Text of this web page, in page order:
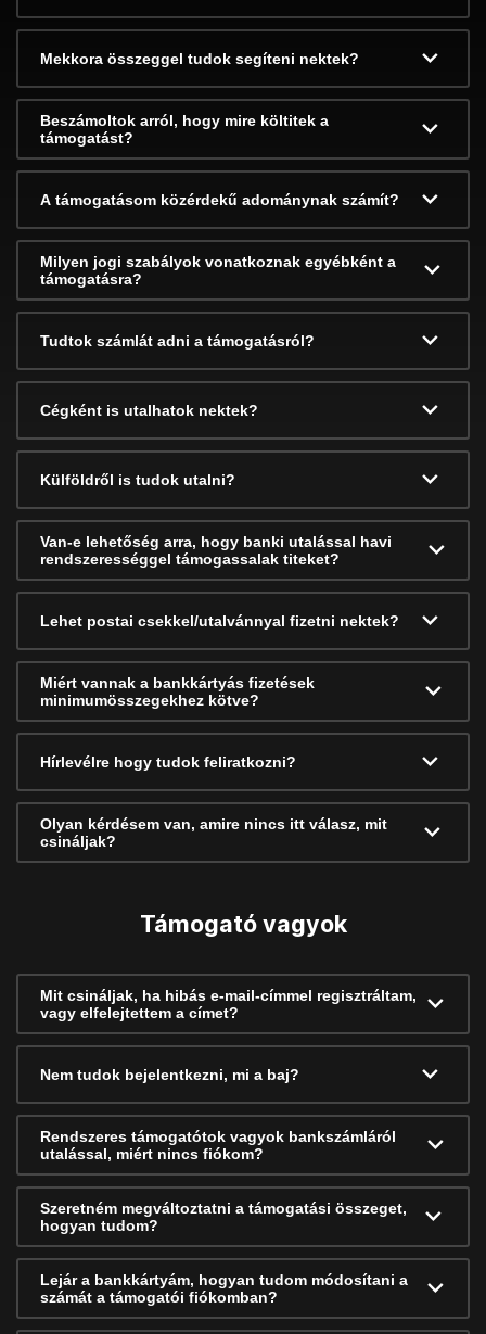
Mekkora összeggel tudok segíteni nektek?
Beszámoltok arról, hogy mire költitek a
támogatást?
A támogatásom közérdekű adománynak számít?
Milyen jogi szabályok vonatkoznak egyébként a
támogatásra?
Tudtok számlát adni a támogatásról?
Cégként is utalhatok nektek?
Külföldről is tudok utalni?
Van-e lehetőség arra, hogy banki utalással havi
rendszerességgel támogassalak titeket?
Lehet postai csekkel/utalvánnyal fizetni nektek?
Miért vannak a bankkártyás fizetések
minimumösszegekhez kötve?
Hírlevélre hogy tudok feliratkozni?
Olyan kérdésem van, amire nincs itt válasz, mit
csináljak?
Támogató vagyok
Mit csináljak, ha hibás e-mail-címmel regisztráltam,
vagy elfelejtettem a címet?
Nem tudok bejelentkezni, mi a baj?
Rendszeres támogatótok vagyok bankszámláról
utalással, miért nincs fiókom?
Szeretném megváltoztatni a támogatási összeget,
hogyan tudom?
Lejár a bankkártyám, hogyan tudom módosítani a
számát a támogatói fiókomban?